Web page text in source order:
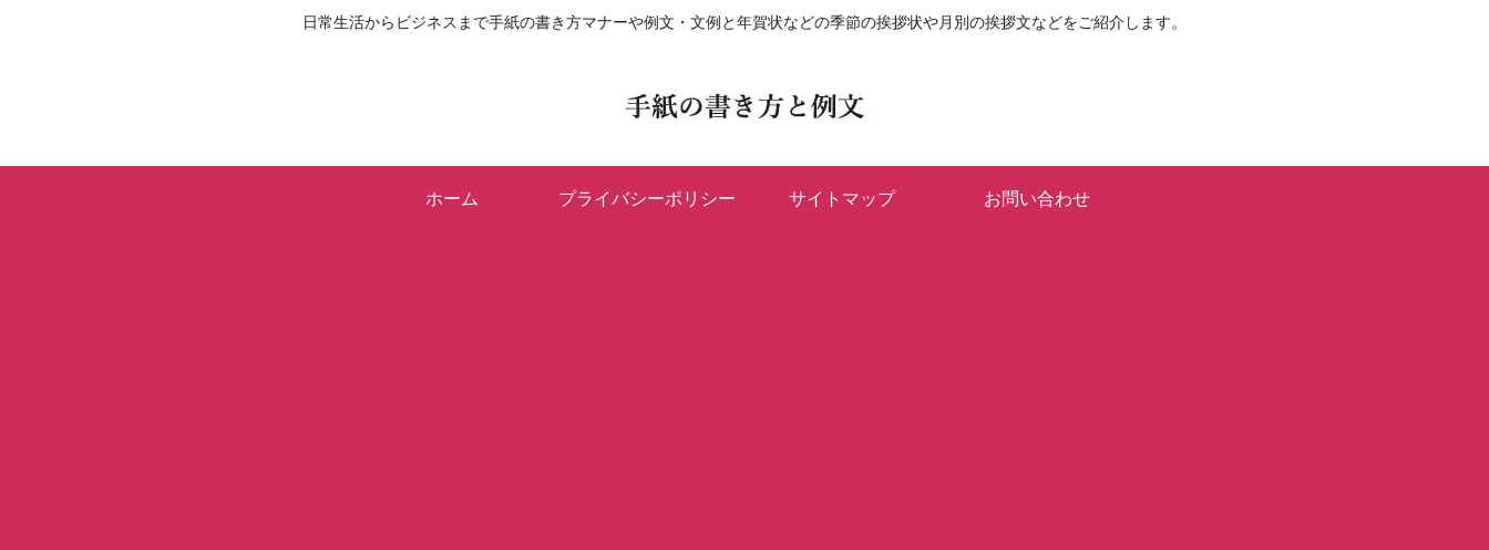
日常生活からビジネスまで手紙の書き方マナーや例文・文例と年賀状などの季節の挨拶状や月別の挨拶文などをご紹介します。
ホーム プライバシーポリシー サイトマップ お問い合わせ